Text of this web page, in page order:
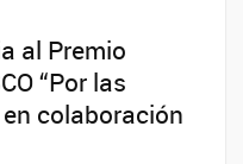
al Premio
“Por las
colaboración